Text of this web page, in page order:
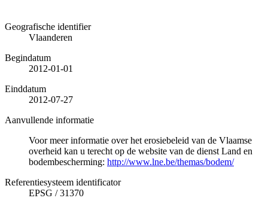
Geografische identifier
Vlaanderen
Begindatum
2012-01-01
Einddatum
2012-07-27
Aanvullende informatie
Voor meer informatie over het erosiebeleid van de Vlaamse
overheid kan u terecht op de website van de dienst Land en
bodembescherming: http://www.lne.be/themas/bodem/
Referentiesysteem identificator
EPSG /31370